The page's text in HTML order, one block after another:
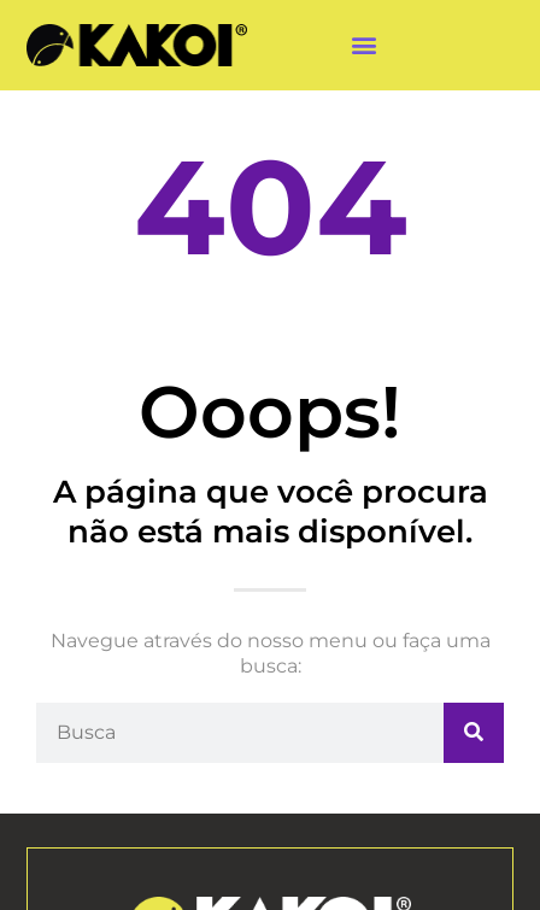
404
Ooops!
A página que você procura
não está mais disponível.
Navegue através do nosso menu ou faça uma
busca: